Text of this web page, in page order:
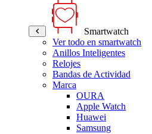
Smartwatch
Ver todo en smartwatch
Anillos Inteligentes
Relojes
Bandas de Actividad
Marca
OURA
Apple Watch
Huawei
Samsung